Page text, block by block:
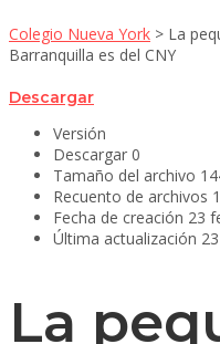
Colegio Nueva York > La
Barranquilla es del CNY
Descargar
Versión
Descargar 0
Tamaño del archivo
Recuento de archivos 1
Fecha de creación 23
Última actualización
La